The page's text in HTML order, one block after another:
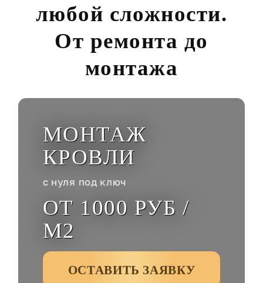
любой сложности.
От ремонта до
монтажа
МОНТАЖ
КРОВЛИ
с нуля под ключ
ОТ 1000 РУБ /
М2
ОСТАВИТЬ ЗАЯВКУ